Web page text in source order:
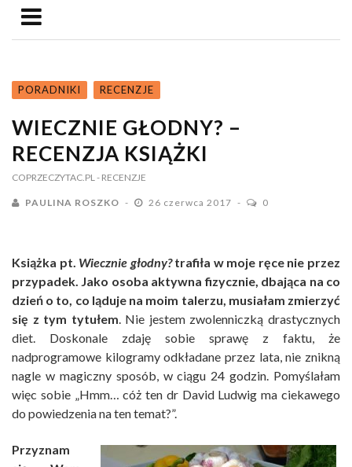
PORADNIKI RECENZJE
WIECZNIE GŁODNY? –
RECENZJA KSIĄŻKI
COPRZECZYTAC.PL - RECENZJE
PAULINA ROSZKO 26 czerwca 2017 0
Książka pt. Wiecznie głodny?trafiła w moje ręce nie przez
przypadek. Jako osoba aktywna fizycznie, dbająca na co
dzień o to, co ląduje na moim talerzu, musiałam zmierzyć
się z tym tytułem. Nie jestem zwolenniczką drastycznych
diet. Doskonale zdaję sobie sprawę z faktu, że
nadprogramowe kilogramy odkładane przez lata, nie znikną
nagle w magiczny sposób, w ciągu 24 godzin. Pomyślałam
więc sobie „Hmm… cóż ten dr David Ludwig ma ciekawego
do powiedzenia na ten temat?”.
Przyznam